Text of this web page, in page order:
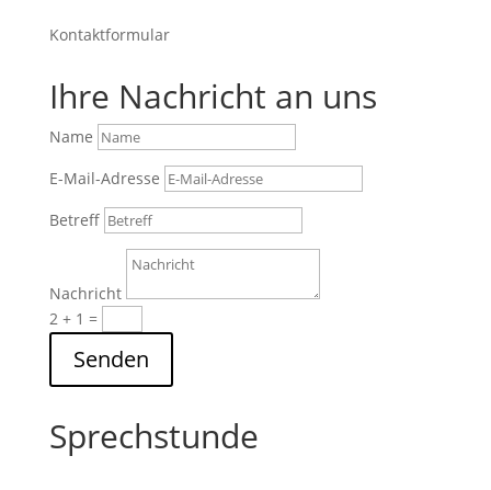
Kontaktformular
Ihre Nachricht an uns
Name
E-Mail-Adresse
Betreff
Nachricht
2 + 1 =
Senden
Sprechstunde